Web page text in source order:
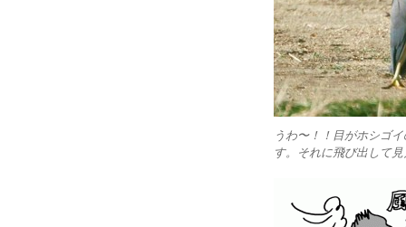
うわ〜！！目がホシゴ
す。それに飛び出して